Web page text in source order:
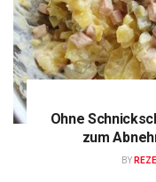
Ohne
zum
BY